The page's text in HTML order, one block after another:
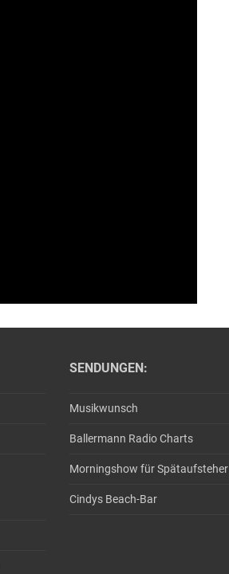
SENDUNGEN:
Musikwunsch
Ballermann Radio Charts
Morningshow für Spätaufsteher
Cindys Beach-Bar